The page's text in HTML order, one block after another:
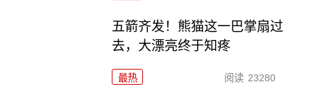
五箭齐发！熊猫这一巴掌扇过
去，大漂亮终于知疼
最热 阅读 23280